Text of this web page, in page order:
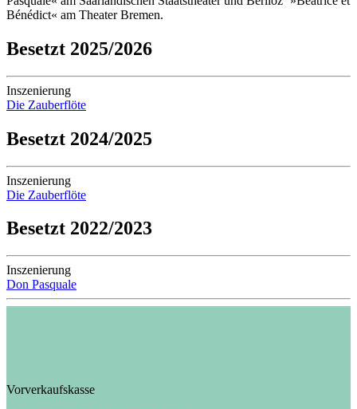
Bénédict« am Theater Bremen.
Besetzt 2025/2026
Inszenierung
Die Zauberflöte
Besetzt 2024/2025
Inszenierung
Die Zauberflöte
Besetzt 2022/2023
Inszenierung
Don Pasquale
Vorverkaufskasse